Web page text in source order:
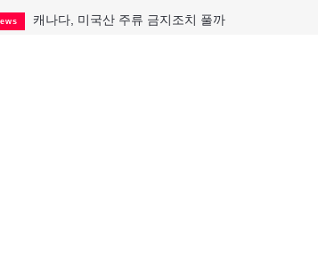
캐나다, 미국산 주류 금지조치 풀까